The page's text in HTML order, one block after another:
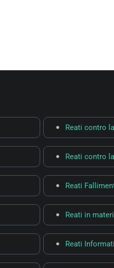
Reati contro
Reati contro
Reati
Reati in
Reati